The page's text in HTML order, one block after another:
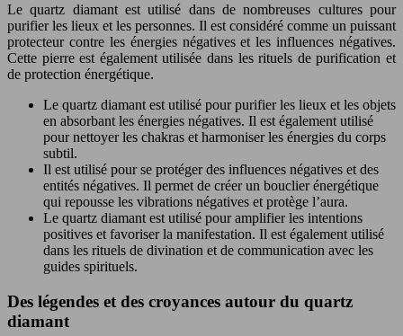
Le quartz diamant est utilisé dans de nombreuses cultures pour
purifier les lieux et les personnes. Il est considéré comme un puissant
protecteur contre les énergies négatives et les influences négatives.
Cette pierre est également utilisée dans les rituels de purification et
de protection énergétique.
Le quartz diamant est utilisé pour purifier les lieux et les objets
en absorbant les énergies négatives. Il est également utilisé
pour nettoyer les chakras et harmoniser les énergies du corps
subtil.
Il est utilisé pour se protéger des influences négatives et des
entités négatives. Il permet de créer un bouclier énergétique
qui repousse les vibrations négatives et protège l’aura.
Le quartz diamant est utilisé pour amplifier les intentions
positives et favoriser la manifestation. Il est également utilisé
dans les rituels de divination et de communication avec les
guides spirituels.
Des légendes et des croyances autour du quartz
diamant